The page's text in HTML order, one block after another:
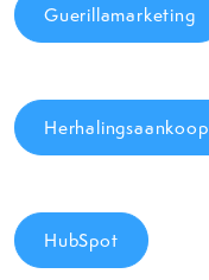
Guerillamarketing
Herhalingsaankoop
HubSpot